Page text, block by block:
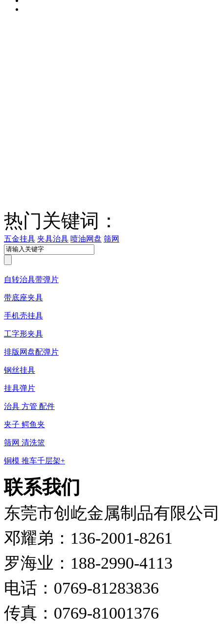
热门关键词：
五金挂具 夹具治具 喷油网盘 筛网
自转治具带弹片
带底座夹具
手机壳挂具
工字形夹具
排版网盘配弹片
钢丝挂具
挂具弹片
治具 方管 配件
夹子 鳄鱼夹
筛网 清洗篮
铜模 推车千层架+
联系我们
东莞市创屹金属制品有限公
邓耀弟：136-2001-8261
罗海业：188-2990-4113
电话：0769-81283836
传真：0769-81001376